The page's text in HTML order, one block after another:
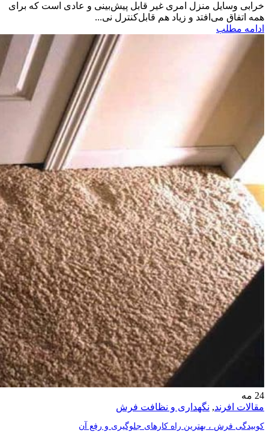
خرابی وسایل منزل امری غیر قابل پیش‌بینی و عادی است که برای
همه اتفاق می‌افتد و زیاد هم قابل‌کنترل نی...
ادامه مطلب
24 مه
مقالات افرند, نگهداری و نظافت فرش
کوبیدگی فرش ، بهترین راه کارهای جلوگیری و رفع آن